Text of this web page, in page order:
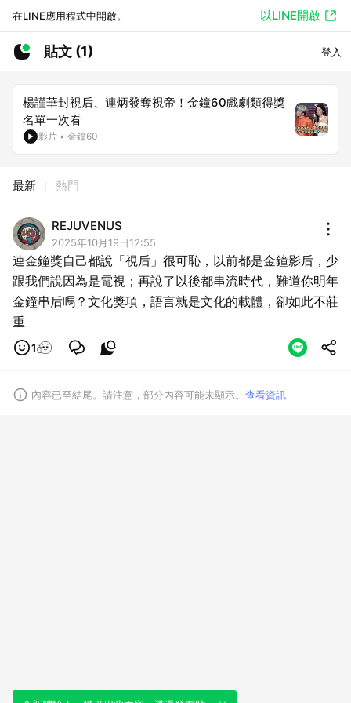
在LINE應用程式中開啟。 以LINE開啟
貼文 (1) 登入
楊謹華封視后、連炳發奪視帝！金鐘60戲劇類得獎
名單一次看
影片 • 金鐘60
最新 熱門
REJUVENUS
2025年10月19日12:55
連金鐘獎自己都說「視后」很可恥，以前都是金鐘影后，少
跟我們說因為是電視；再說了以後都串流時代，難道你明年
金鐘串后嗎？文化獎項，語言就是文化的載體，卻如此不莊
重
1
內容已至結尾。請注意，部分內容可能未顯示。 查看資訊